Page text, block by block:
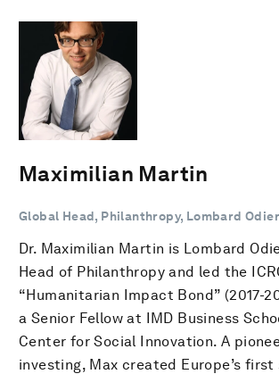
Maximilian Martin
Global Head, Philanthropy, Lombard
Dr. Maximilian Martin is Lombard
Head of Philanthropy and led the
“Humanitarian Impact Bond” (2017-
a Senior Fellow at IMD Business
Center for Social Innovation. A
investing, Max created Europe’s first